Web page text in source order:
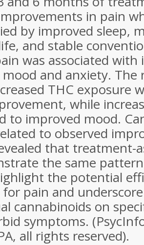
in pain
by improved sleep,
and stable
was associated
and anxiety. The
THC exposure
while
to improved mood.
to observed
that treatment-
the same
the potential
pain and
cannabinoids on
symptoms.
all rights reserved).